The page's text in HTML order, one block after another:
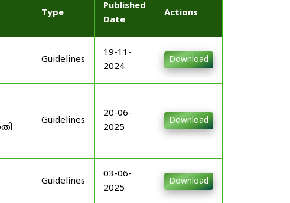
Type
Published
Date
Actions
Guidelines
19-11-
2024
Download
Guidelines
20-06-
2025
Download
Guidelines
03-06-
2025
Download